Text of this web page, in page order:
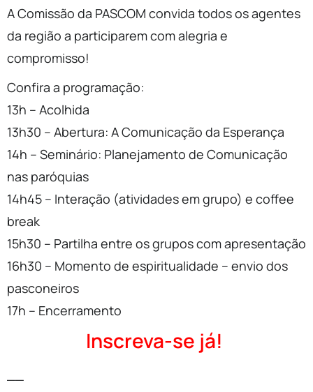
A Comissão da PASCOM convida todos os agentes
da região a participarem com alegria e
compromisso!
Confira a programação:
13h – Acolhida
13h30 – Abertura: A Comunicação da Esperança
14h – Seminário: Planejamento de Comunicação
nas paróquias
14h45 – Interação (atividades em grupo) e coffee
break
15h30 – Partilha entre os grupos com apresentação
16h30 – Momento de espiritualidade – envio dos
pasconeiros
17h – Encerramento
Inscreva-se já!